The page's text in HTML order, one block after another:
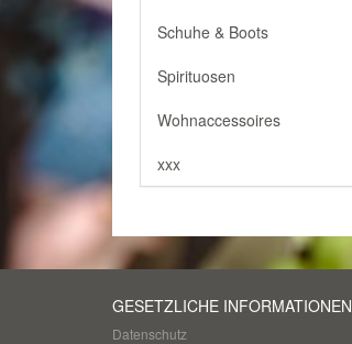
Schuhe & Boots
Spirituosen
Wohnaccessoires
xxx
GESETZLICHE INFORMATIONEN
Datenschutz